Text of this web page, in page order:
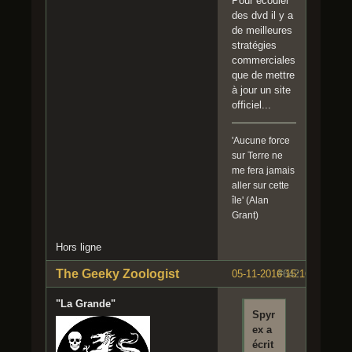
des dvd il y a
de meilleures
stratégies
commerciales
que de mettre
à jour un site
officiel...
'Aucune force
sur Terre ne
me fera jamais
aller sur cette
île' (Alan
Grant)
Hors ligne
#642
05-11-2016 15:16:09
The Geeky Zoologist
"La Grande"
Spyr
ex a
écrit